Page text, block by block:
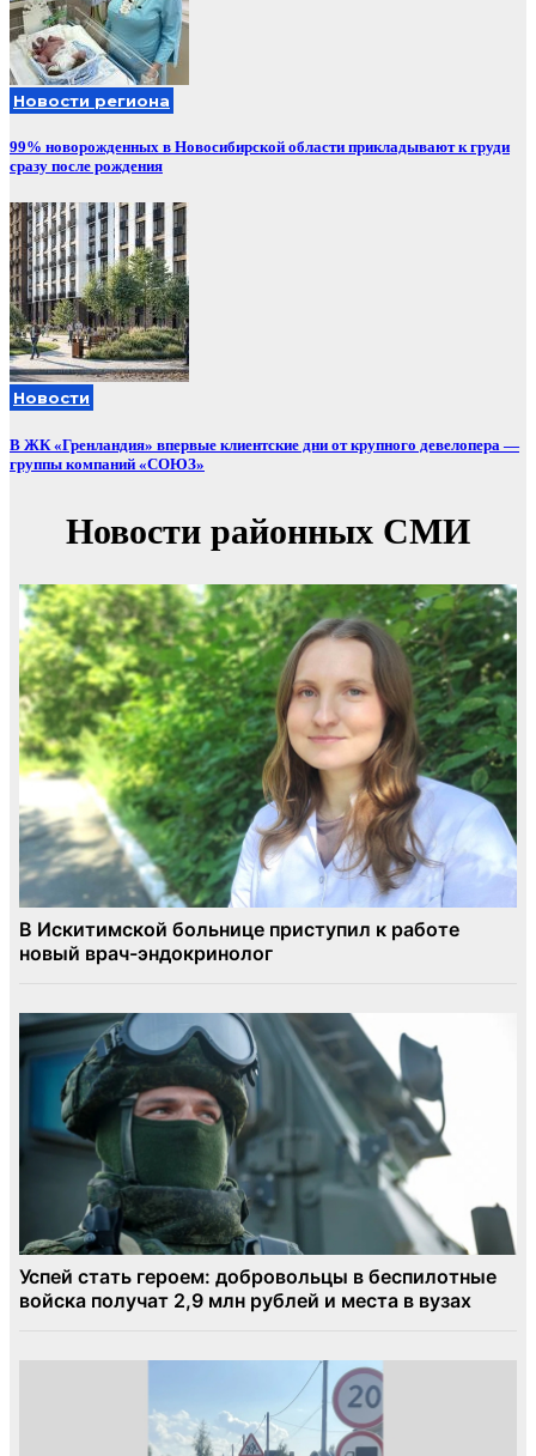
Новости региона
99% новорожденных в Новосибирской области прикладывают к груди
сразу после рождения
Новости
В ЖК «Гренландия» впервые клиентские дни от крупного девелопера —
группы компаний «СОЮЗ»